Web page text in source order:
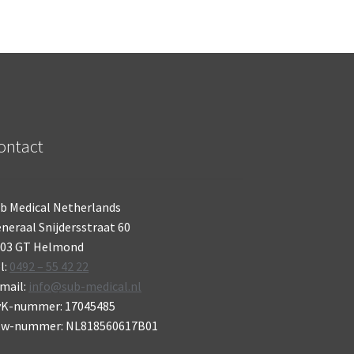
Medical Netherlands
Snijdersstraat 60
GT Helmond
0492 – 55 42 22
info@sub-medical.nl
nummer: 17045485
nummer: NL818560617B01